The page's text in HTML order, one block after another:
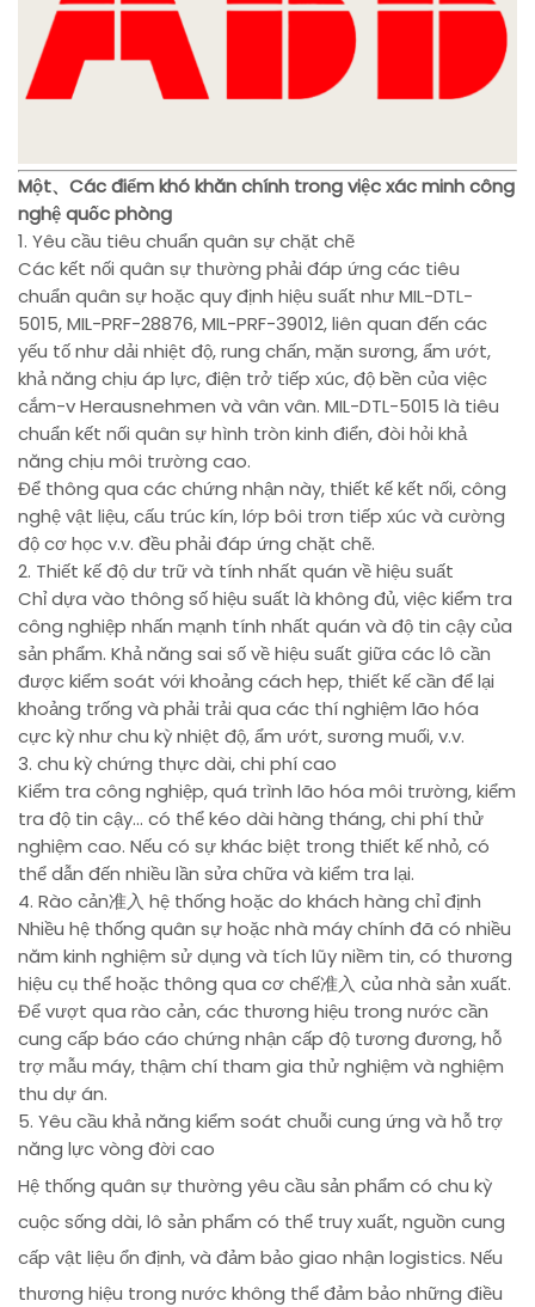
Một、Các điểm khó khăn chính trong việc xác minh công
nghệ quốc phòng
1. Yêu cầu tiêu chuẩn quân sự chặt chẽ
Các kết nối quân sự thường phải đáp ứng các tiêu
chuẩn quân sự hoặc quy định hiệu suất như MIL-DTL-
5015, MIL-PRF-28876, MIL-PRF-39012, liên quan đến các
yếu tố như dải nhiệt độ, rung chấn, mặn sương, ẩm ướt,
khả năng chịu áp lực, điện trở tiếp xúc, độ bền của việc
cắm-v Herausnehmen và vân vân. MIL-DTL-5015 là tiêu
chuẩn kết nối quân sự hình tròn kinh điển, đòi hỏi khả
năng chịu môi trường cao.
Để thông qua các chứng nhận này, thiết kế kết nối, công
nghệ vật liệu, cấu trúc kín, lớp bôi trơn tiếp xúc và cường
độ cơ học v.v. đều phải đáp ứng chặt chẽ.
2. Thiết kế độ dư trữ và tính nhất quán về hiệu suất
Chỉ dựa vào thông số hiệu suất là không đủ, việc kiểm tra
công nghiệp nhấn mạnh tính nhất quán và độ tin cậy của
sản phẩm. Khả năng sai số về hiệu suất giữa các lô cần
được kiểm soát với khoảng cách hẹp, thiết kế cần để lại
khoảng trống và phải trải qua các thí nghiệm lão hóa
cực kỳ như chu kỳ nhiệt độ, ẩm ướt, sương muối, v.v.
3. chu kỳ chứng thực dài, chi phí cao
Kiểm tra công nghiệp, quá trình lão hóa môi trường, kiểm
tra độ tin cậy... có thể kéo dài hàng tháng, chi phí thử
nghiệm cao. Nếu có sự khác biệt trong thiết kế nhỏ, có
thể dẫn đến nhiều lần sửa chữa và kiểm tra lại.
4. Rào cản准入 hệ thống hoặc do khách hàng chỉ định
Nhiều hệ thống quân sự hoặc nhà máy chính đã có nhiều
năm kinh nghiệm sử dụng và tích lũy niềm tin, có thương
hiệu cụ thể hoặc thông qua cơ chế准入 của nhà sản xuất.
Để vượt qua rào cản, các thương hiệu trong nước cần
cung cấp báo cáo chứng nhận cấp độ tương đương, hỗ
trợ mẫu máy, thậm chí tham gia thử nghiệm và nghiệm
thu dự án.
5. Yêu cầu khả năng kiểm soát chuỗi cung ứng và hỗ trợ
năng lực vòng đời cao
Hệ thống quân sự thường yêu cầu sản phẩm có chu kỳ
cuộc sống dài, lô sản phẩm có thể truy xuất, nguồn cung
cấp vật liệu ổn định, và đảm bảo giao nhận logistics. Nếu
thương hiệu trong nước không thể đảm bảo những điều